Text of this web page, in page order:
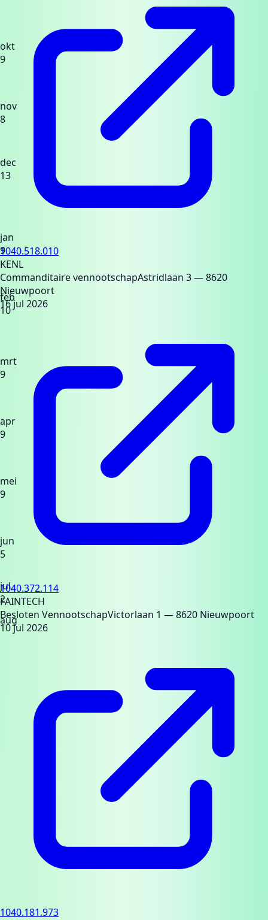
okt
9
nov
8
dec
13
jan
9
feb
10
mrt
9
apr
9
mei
9
jun
5
jul
2
aug
1040.518.010
KENL
Commanditaire vennootschapAstridlaan 3— 8620
Nieuwpoort
16 jul 2026
1040.372.114
FAINTECH
Besloten VennootschapVictorlaan 1 — 8620 Nieuwpoort
10 jul 2026
1040.181.973